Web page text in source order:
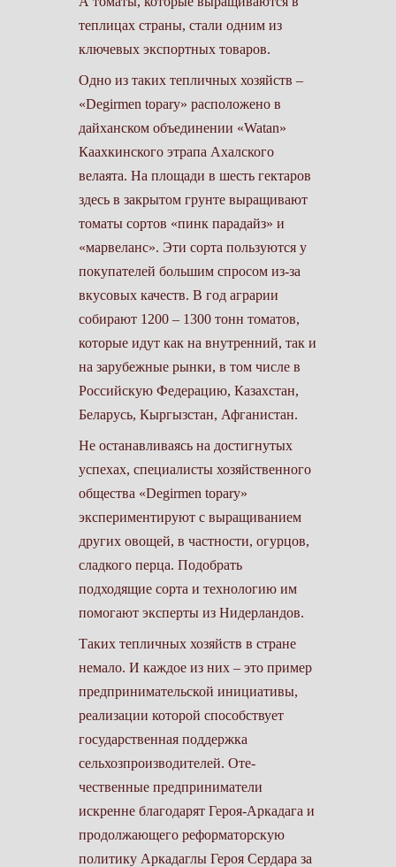
теплицах страны, стали одним из
ключевых экспортных товаров.
Одно из таких тепличных хозяйств –
«Degirmen topary» расположено в
дайханском объединении «Watan»
Каахкинского этрапа Ахалского
велаята. На площади в шесть гектаров
здесь в закрытом грунте выращивают
томаты сортов «пинк парадайз» и
«марвеланс». Эти сорта пользуются у
покупателей большим спросом из-за
вкусовых качеств. В год аграрии
собирают 1200 – 1300 тонн томатов,
которые идут как на внутренний, так и
на зарубежные рынки, в том числе в
Российскую Федерацию, Казахстан,
Беларусь, Кыргызстан, Афганистан.
Не останавливаясь на дос­тигнутых
успехах, специалисты хозяйственного
общества «Degirmen topary»
экспериментируют с выращиванием
других овощей, в частности, огурцов,
сладкого перца. Подобрать
подходящие сорта и технологию им
помогают эксперты из ­Нидерландов.
Таких тепличных хозяйств в стране
немало. И каждое из них – это пример
предпринимательской инициативы,
реализации которой способствует
государственная поддержка
сельхозпроизводителей. Оте­
чественные предприниматели
искренне благодарят Героя-­Аркадага и
продолжающего реформаторскую
политику Аркадаглы Героя Сердара за